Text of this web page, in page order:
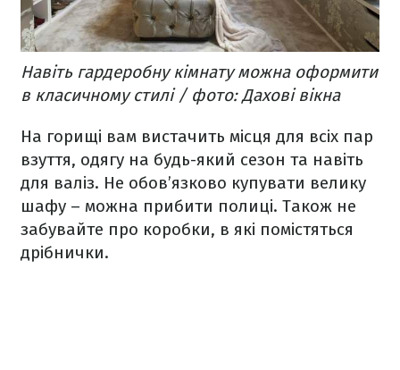
Навіть гардеробну кімнату можна оформити
в класичному стилі / фото: Дахові вікна
На горищі вам вистачить місця для всіх пар
взуття, одягу на будь-який сезон та навіть
для валіз. Не обов’язково купувати велику
шафу – можна прибити полиці. Також не
забувайте про коробки, в які помістяться
дрібнички.